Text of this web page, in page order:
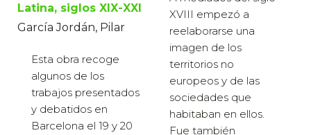
Latina, siglos XIX-XXI
García Jordán, Pilar
Esta obra recoge
algunos de los
trabajos presentados
y debatidos en
Barcelona el 19 y 20
XVIII empezó a
reelaborarse una
imagen de los
territorios no
europeos y de las
sociedades que
habitaban en ellos.
Fue también